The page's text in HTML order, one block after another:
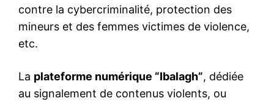
contre la cybercriminalité, protection des
mineurs et des femmes victimes de violence,
etc.
La plateforme numérique “Ibalagh”, dédiée
au signalement de contenus violents, ou